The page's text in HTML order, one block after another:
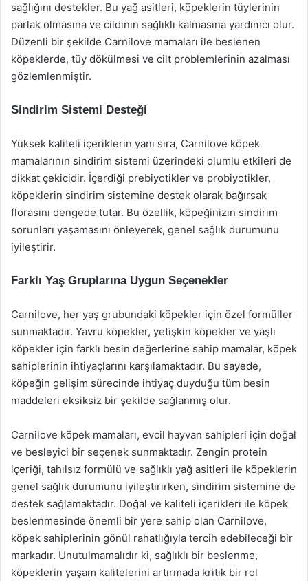
sağlığını destekler. Bu yağ asitleri, köpeklerin tüylerinin
parlak olmasına ve cildinin sağlıklı kalmasına yardımcı olur.
Düzenli bir şekilde Carnilove mamaları ile beslenen
köpeklerde, tüy dökülmesi ve cilt problemlerinin azalması
gözlemlenmiştir.
Sindirim Sistemi Desteği
Yüksek kaliteli içeriklerin yanı sıra, Carnilove köpek
mamalarının sindirim sistemi üzerindeki olumlu etkileri de
dikkat çekicidir. İçerdiği prebiyotikler ve probiyotikler,
köpeklerin sindirim sistemine destek olarak bağırsak
florasını dengede tutar. Bu özellik, köpeğinizin sindirim
sorunları yaşamasını önleyerek, genel sağlık durumunu
iyileştirir.
Farklı Yaş Gruplarına Uygun Seçenekler
Carnilove, her yaş grubundaki köpekler için özel formüller
sunmaktadır. Yavru köpekler, yetişkin köpekler ve yaşlı
köpekler için farklı besin değerlerine sahip mamalar, köpek
sahiplerinin ihtiyaçlarını karşılamaktadır. Bu sayede,
köpeğin gelişim sürecinde ihtiyaç duyduğu tüm besin
maddeleri eksiksiz bir şekilde sağlanmış olur.
Carnilove köpek mamaları, evcil hayvan sahipleri için doğal
ve besleyici bir seçenek sunmaktadır. Zengin protein
içeriği, tahılsız formülü ve sağlıklı yağ asitleri ile köpeklerin
genel sağlık durumunu iyileştirirken, sindirim sistemine de
destek sağlamaktadır. Doğal ve kaliteli içerikleri ile köpek
beslenmesinde önemli bir yere sahip olan Carnilove,
köpek sahiplerinin gönül rahatlığıyla tercih edebileceği bir
markadır. Unutulmamalıdır ki, sağlıklı bir beslenme,
köpeklerin yaşam kalitelerini artırmada kritik bir rol